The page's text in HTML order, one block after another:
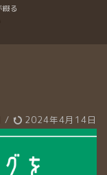
/ 2024年4月14日